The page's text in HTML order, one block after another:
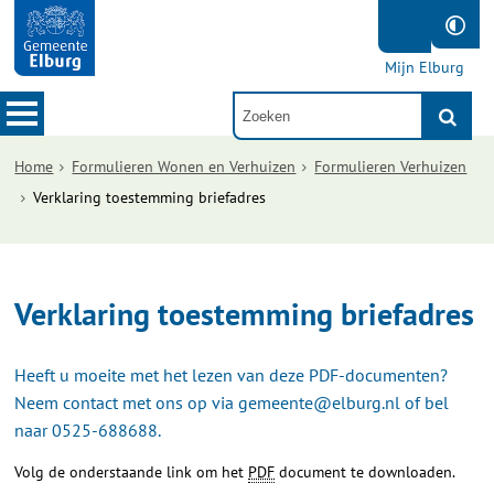
Mijn Elburg
Home Formulieren Wonen en Verhuizen
Formulieren Verhuizen
Verklaring toestemming briefadres
Verklaring toestemming briefadres
Heeft u moeite met het lezen van deze PDF-documenten?
Neem contact met ons op via gemeente@elburg.nl of bel
naar 0525-688688.
Volg de onderstaande link om het PDF document te downloaden.